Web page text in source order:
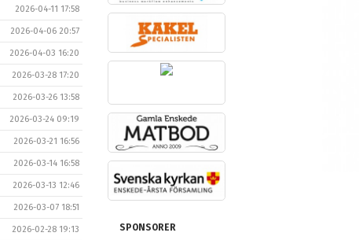
2026-04-11 17:58
2026-04-06 20:57
2026-04-03 16:20
2026-03-28 17:20
2026-03-26 13:58
2026-03-24 09:19
2026-03-21 16:56
2026-03-14 16:58
2026-03-13 12:46
2026-03-07 18:51
2026-02-28 19:13 SPONSORER